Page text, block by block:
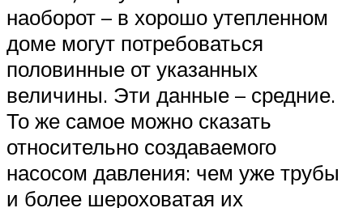
наоборот – в хорошо утепленном
доме могут потребоваться
половинные от указанных
величины. Эти данные – средние.
То же самое можно сказать
относительно создаваемого
насосом давления: чем уже трубы
и более шероховатая их